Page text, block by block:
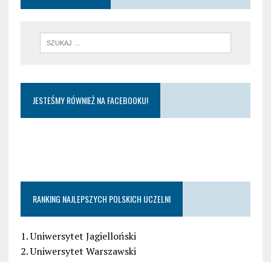
JESTEŚMY RÓWNIEŻ NA FACEBOOKU!
RANKING NAJLEPSZYCH POLSKICH UCZELNI
1. Uniwersytet Jagielloński
2. Uniwersytet Warszawski